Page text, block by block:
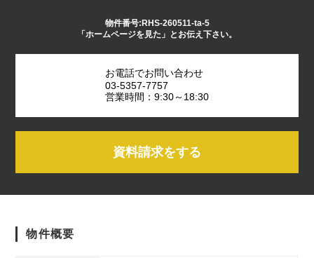
物件番号:RHS-260511-ta-5
「ホームページを見た」とお伝え下さい。
お電話でお問い合わせ
03-5357-7757
営業時間：9:30～18:30
資料請求をする
物件概要